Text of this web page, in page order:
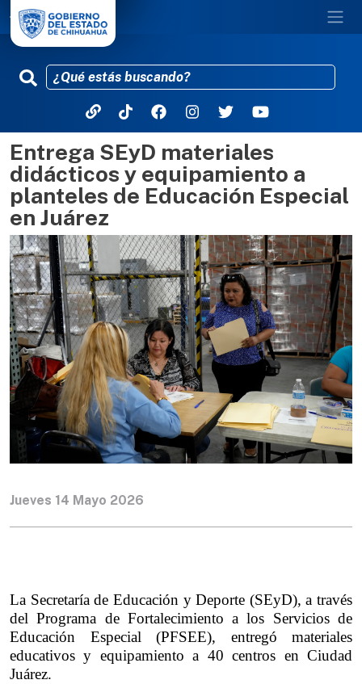
Pasar al contenido principal
Entrega SEyD materiales
didácticos y equipamiento a
planteles de Educación Especial
en Juárez
Jueves 14 Mayo 2026
La Secretaría de Educación y Deporte (SEyD), a través
del Programa de Fortalecimiento a los Servicios de
Educación Especial (PFSEE), entregó materiales
educativos y equipamiento a 40 centros en Ciudad
Juárez.